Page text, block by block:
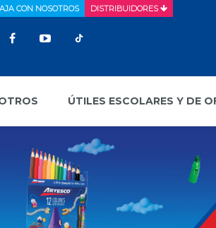
CON NOSOTROS DISTRIBUIDORES
ÚTILES ESCOLARES Y DE